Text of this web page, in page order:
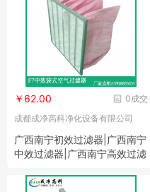
0成交
￥62.00
成都成净高科净化设备有限公司
广西南宁初效过滤器|广西南宁
中效过滤器|广西南宁高效过滤